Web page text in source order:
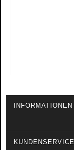
INFORMATIONEN
KUNDENSERVICE